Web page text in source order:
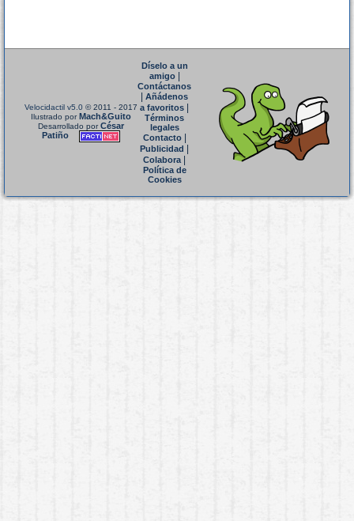
Velocidactil v5.0 © 2011 - 2017
Ilustrado porMach&Guito
Desarrollado porCésar
Patiño
Díselo a un
amigo|
Contáctanos
Añádenos
a favoritos
Términos
legales
Contacto|
Publicidad
Colabora|
Política de
Cookies